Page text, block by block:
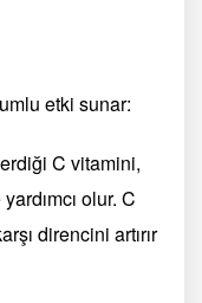
etki sunar:
C vitamini,
olur. C
direncini artırır